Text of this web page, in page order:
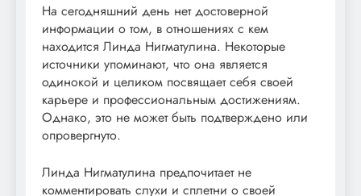
На сегодняшний день нет достоверной
информации о том, в отношениях с кем
находится Линда Нигматулина. Некоторые
источники упоминают, что она является
одинокой и целиком посвящает себя своей
карьере и профессиональным достижениям.
Однако, это не может быть подтверждено или
опровергнуто.
Линда Нигматулина предпочитает не
комментировать слухи и сплетни о своей